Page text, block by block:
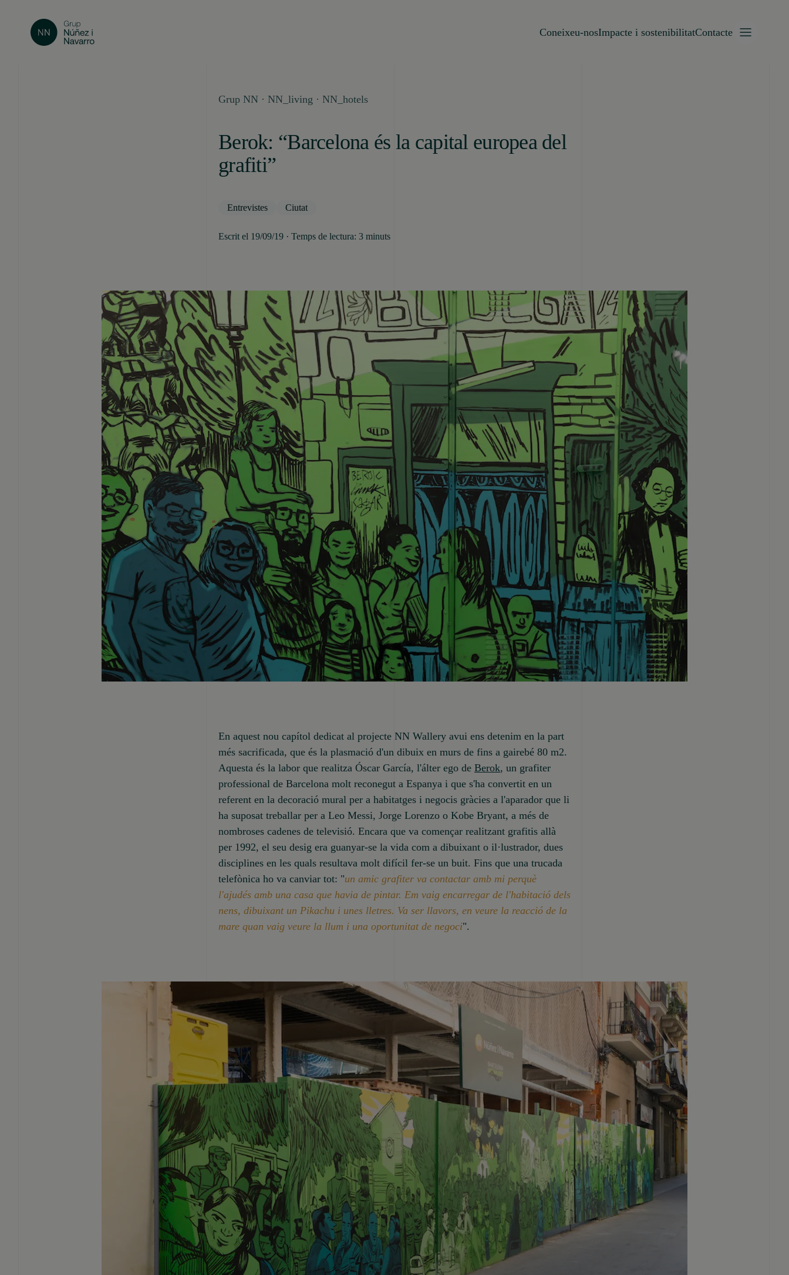
Coneixeu-nosImpacte i sostenibilitatContacte
Grup NN · NN_living · NN_hotels
Berok: “Barcelona és la capital europea del
grafiti”
Entrevistes Ciutat
Escrit el 19/09/19 · Temps de lectura: 3 minuts
En aquest nou capítol dedicat al projecte NN Wallery avui ens detenim en la part
més sacrificada, que és la plasmació d'un dibuix en murs de fins a gairebé 80 m2.
Aquesta és la labor que realitza Óscar García, l'álter ego de Berok, un grafiter
professional de Barcelona molt reconegut a Espanya i que s'ha convertit en un
referent en la decoració mural per a habitatges i negocis gràcies a l'aparador que li
ha suposat treballar per a Leo Messi, Jorge Lorenzo o Kobe Bryant, a més de
nombroses cadenes de televisió. Encara que va començar realitzant grafitis allà
per 1992, el seu desig era guanyar-se la vida com a dibuixant o il·lustrador, dues
disciplines en les quals resultava molt difícil fer-se un buit. Fins que una trucada
telefònica ho va canviar tot: "un amic grafiter va contactar amb mi perquè
l'ajudés amb una casa que havia de pintar. Em vaig encarregar de l'habitació dels
nens, dibuixant un Pikachu i unes lletres. Va ser llavors, en veure la reacció de la
mare quan vaig veure la llum i una oportunitat de negoci".